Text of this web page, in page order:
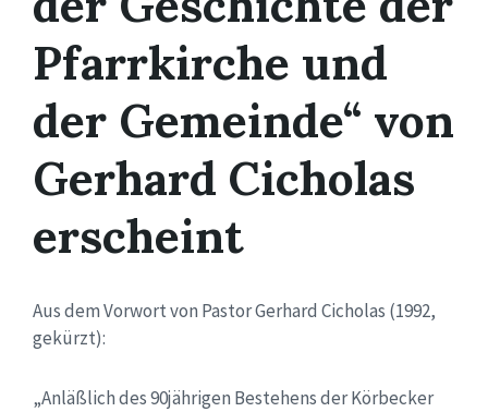
Pfarrkirche und
der Gemeinde“ von
Gerhard Cicholas
erscheint
Aus dem Vorwort von Pastor Gerhard Cicholas (1992,
gekürzt):
„Anläßlich des 90jährigen Bestehens der Körbecker